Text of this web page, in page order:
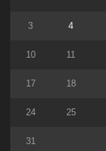
3 4
10 11
17 18
24 25
31